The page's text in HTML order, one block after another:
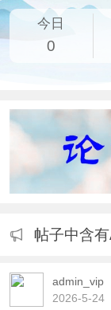
今日
0
admin_vip
2026-5-24